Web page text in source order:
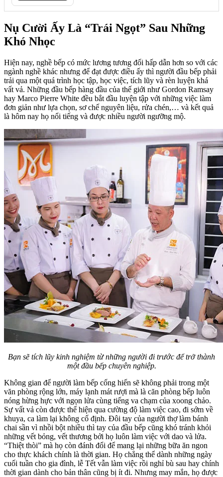
Nụ Cười Ấy Là “Trái Ngọt” Sau Những
Khó Nhọc
Hiện nay, nghề bếp có mức lương tương đối hấp dẫn hơn so với các
ngành nghề khác nhưng để đạt được điều ấy thì người đầu bếp phải
trải qua một quá trình học tập, học việc, tích lũy và rèn luyện khá
vất vả. Những đầu bếp hàng đầu của thế giới như Gordon Ramsay
hay Marco Pierre White đều bắt đầu luyện tập với những việc làm
đơn giản như lựa chọn, sơ chế nguyên liệu, rửa chén,… và kết quả
là hôm nay họ nổi tiếng và được nhiều người ngưỡng mộ.
Bạn sẽ tích lũy kinh nghiệm từ những người đi trước để trở thành
một đầu bếp chuyên nghiệp.
Không gian để người làm bếp cống hiến sẽ không phải trong một
văn phòng rộng lớn, máy lạnh mát rượi mà là căn phòng bếp luôn
nóng hừng hực với ngọn lửa cùng tiếng va chạm của xoong chảo.
Sự vất vả còn được thể hiện qua cường độ làm việc cao, đi sớm về
khuya, ca làm lại không cố định. Đôi tay của người thợ làm bánh
chai sần vì nhồi bột nhiều thì tay của đầu bếp cũng khó tránh khỏi
những vết bỏng, vết thương bởi họ luôn làm việc với dao và lửa.
“Thiệt thòi” mà họ còn đánh đổi để mang lại những bữa ăn ngon
cho thực khách chính là thời gian. Họ chẳng thể dành những ngày
cuối tuần cho gia đình, lễ Tết vẫn làm việc rồi nghỉ bù sau hay chính
thời gian dành cho bản thân cũng bị ít đi. Nhưng may mắn, họ được